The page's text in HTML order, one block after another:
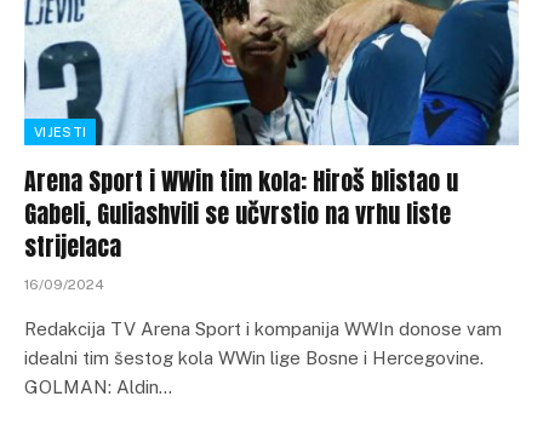
VIJESTI
Arena Sport i WWin tim kola: Hiroš blistao u
Gabeli, Guliashvili se učvrstio na vrhu liste
strijelaca
16/09/2024
Redakcija TV Arena Sport i kompanija WWIn donose vam
idealni tim šestog kola WWin lige Bosne i Hercegovine.
GOLMAN: Aldin…